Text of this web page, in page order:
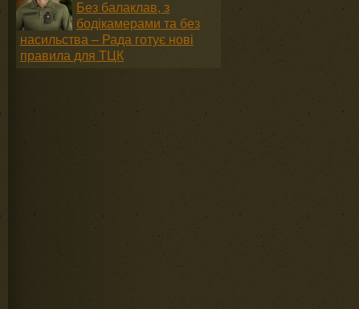
Без балаклав, з
бодікамерами та без
насильства – Рада готує нові
правила для ТЦК